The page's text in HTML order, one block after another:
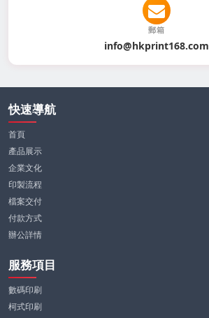
郵箱
info@hkprint168.com
快速導航
首頁
產品展示
企業文化
印製流程
檔案交付
付款方式
辦公詳情
服務項目
數碼印刷
柯式印刷